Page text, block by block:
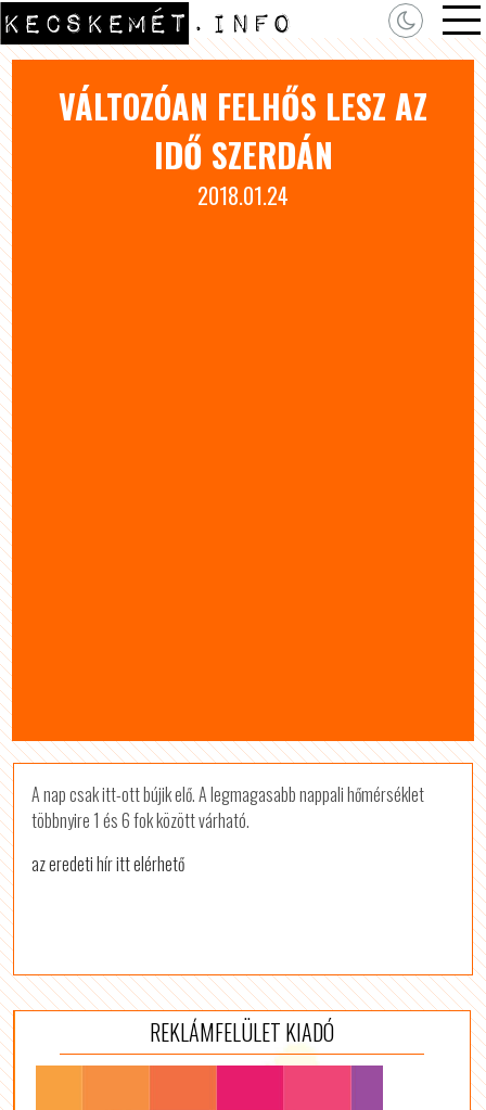
VÁLTOZÓAN FELHŐS LESZ AZ
IDŐ SZERDÁN
2018.01.24
A nap csak itt-ott bújik elő. A legmagasabb nappali hőmérséklet
többnyire 1 és 6 fok között várható.
az eredeti hír itt elérhető
REKLÁMFELÜLET KIADÓ